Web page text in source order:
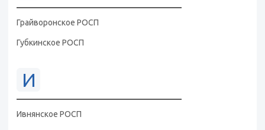
Грайворонское РОСП
Губкинское РОСП
И
Ивнянское РОСП